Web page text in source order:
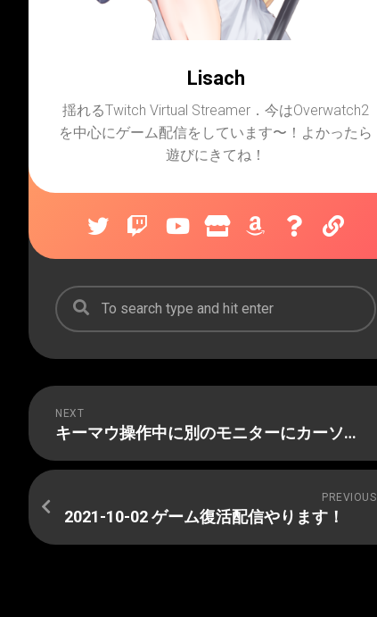
Lisach
揺れるTwitch Virtual Streamer．今はOverwatch2
を中心にゲーム配信をしています〜！よかったら
遊びにきてね！
NEXT
キーマウ操作中に別のモニターにカーソルが飛んでしまう問題を解消する方法
PREVIOUS
2021-10-02 ゲーム復活配信やります！